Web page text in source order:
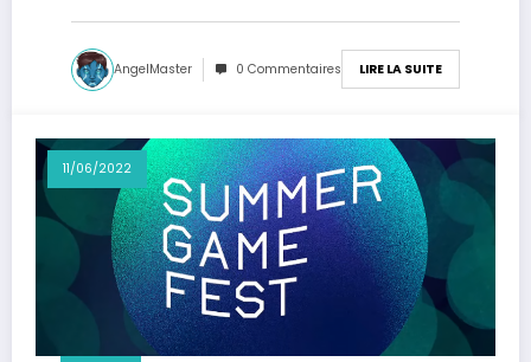
AngelMaster 0 Commentaires LIRE LA SUITE
11/06/2022